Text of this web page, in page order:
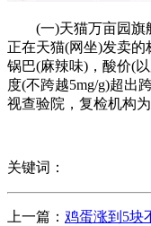
(一)天猫万亩园旗
正在天猫(网坐)发卖
锅巴(麻辣味)，酸价(
度(不跨越5mg/g)超出
视查验院，复检机构
关键词：
上一篇： 鸡蛋涨到5块